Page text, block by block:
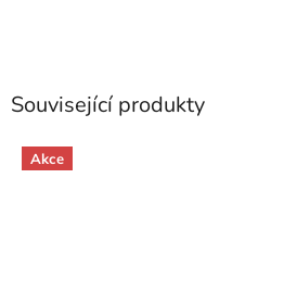
Související produkty
Akce